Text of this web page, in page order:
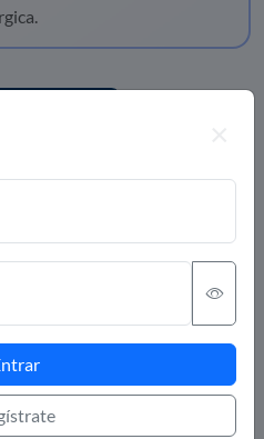
atlas, algoritmos, casos
carácter informativo y
el criterio clínico ni la
El uso de la